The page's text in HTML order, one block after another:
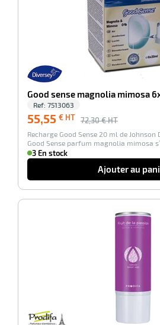
Good sense magnolia mimosa
Ref: 7513063
55,55 € HT 72,30 € HT
Recharge Good Sense 20 ml de Johnson
Good Sense parfum magnolia mimosa
3 En stock
Ajouter au